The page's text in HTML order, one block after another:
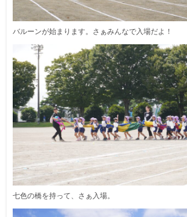
バルーンが始まります。さぁみんなで入場だよ！
七色の橋を持って、さぁ入場。